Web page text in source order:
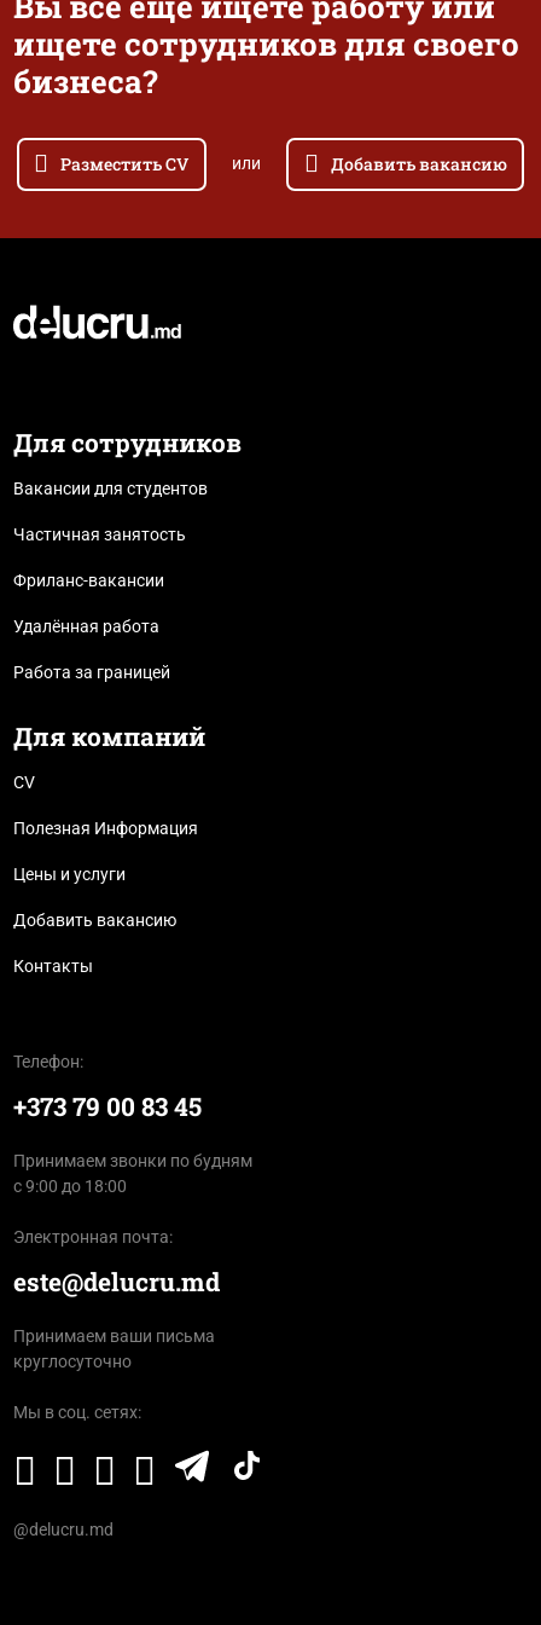
ищете сотрудников для своего
бизнеса?
Разместить CV или Добавить вакансию
Для сотрудников
Вакансии для студентов
Частичная занятость
Фриланс-вакансии
Удалённая работа
Работа за границей
Для компаний
CV
Полезная Информация
Цены и услуги
Добавить вакансию
Контакты
Телефон:
+373 79 00 83 45
Принимаем звонки по будням
с 9:00 до 18:00
Электронная почта:
este@delucru.md
Принимаем ваши письма
круглосуточно
Мы в соц. сетях:
@delucru.md